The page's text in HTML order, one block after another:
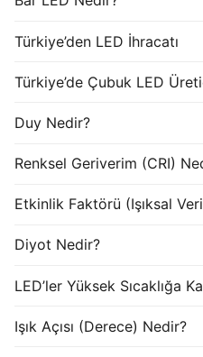
Türkiye’den LED İhracatı
Türkiye’de Çubuk LED
Duy Nedir?
Renksel Geriverim (CRI)
Etkinlik Faktörü (Işıksal
Diyot Nedir?
LED’ler Yüksek Sıcaklığa
Işık Açısı (Derece) Nedir?